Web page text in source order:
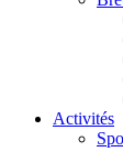
Activités